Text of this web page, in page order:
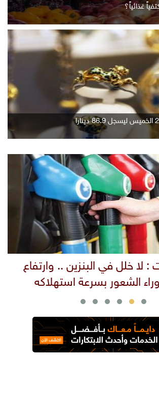
غذائياً؟
: لا خلل في البنزين .. وارتفاع
الشعور بسرعة استهلاكه